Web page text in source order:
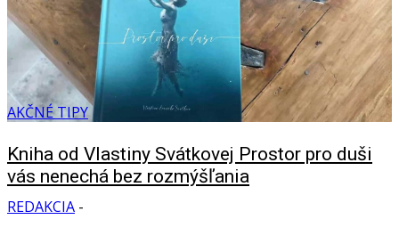
AKČNÉ TIPY
Kniha od Vlastiny Svátkovej Prostor pro duši
vás nenechá bez rozmýšľania
REDAKCIA -